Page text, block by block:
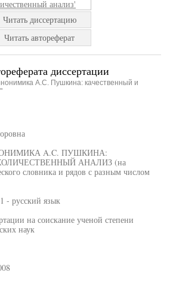
Читать диссертацию
Читать автореферат
диссертации
А.С. Пушкина: качественный и
A.C. ПУШКИНА:
АНАЛИЗ (на
словника и рядов с разным числом
- русский язык
на соискание ученой степени
наук